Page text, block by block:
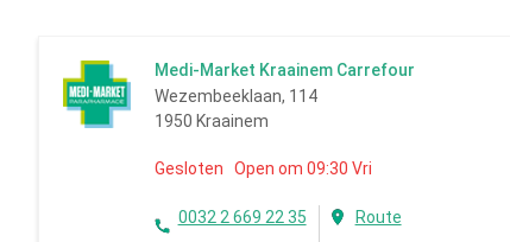
Medi-Market Kraainem Carrefour
Wezembeeklaan, 114
1950 Kraainem
Gesloten Open om 09:30 Vri
0032 2 669 22 35 Route